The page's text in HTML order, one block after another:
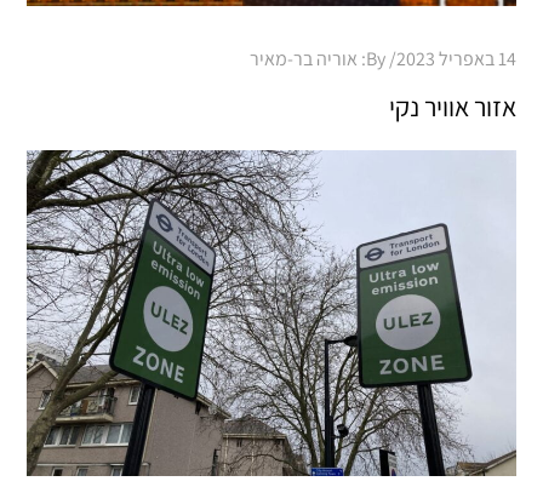
Posted
14 באפריל 2023 By: אוריה בר-מאיר
אזור אוויר נקי